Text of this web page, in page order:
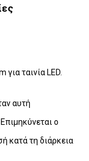
ταινία LED.
αυτή
ο
κατά τη διάρκεια